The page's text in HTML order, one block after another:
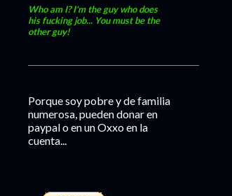
Who am I? I'm the guy who does
his fucking job... You must be the
other guy!
Porque soy pobre y de familia
numerosa, pueden donar en
paypal o en un Oxxo en la
cuenta...